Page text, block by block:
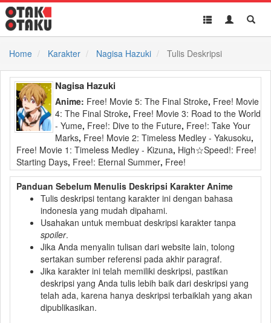
Toggle
Toggle
Home
Karakter Nagisa Hazuki Tulis Deskripsi
Nagisa Hazuki
Anime: Free! Movie 5: The Final Stroke, Free! Movie
4: The Final Stroke, Free! Movie 3: Road to the World
- Yume, Free!: Dive to the Future, Free!: Take Your
Marks, Free! Movie 2: Timeless Medley - Yakusoku,
Free! Movie 1: Timeless Medley - Kizuna, High☆Speed!: Free!
Starting Days, Free!: Eternal Summer, Free!
Panduan Sebelum Menulis Deskripsi Karakter Anime
Tulis deskripsi tentang karakter ini dengan bahasa
indonesia yang mudah dipahami.
Usahakan untuk membuat deskripsi karakter tanpa
spoiler.
Jika Anda menyalin tulisan dari website lain, tolong
sertakan sumber referensi pada akhir paragraf.
Jika karakter ini telah memiliki deskripsi, pastikan
deskripsi yang Anda tulis lebih baik dari deskripsi yang
telah ada, karena hanya deskripsi terbaiklah yang akan
dipublikasikan.